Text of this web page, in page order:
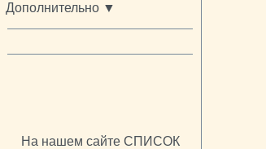
Дополнительно ▼
На нашем сайте СПИСОК